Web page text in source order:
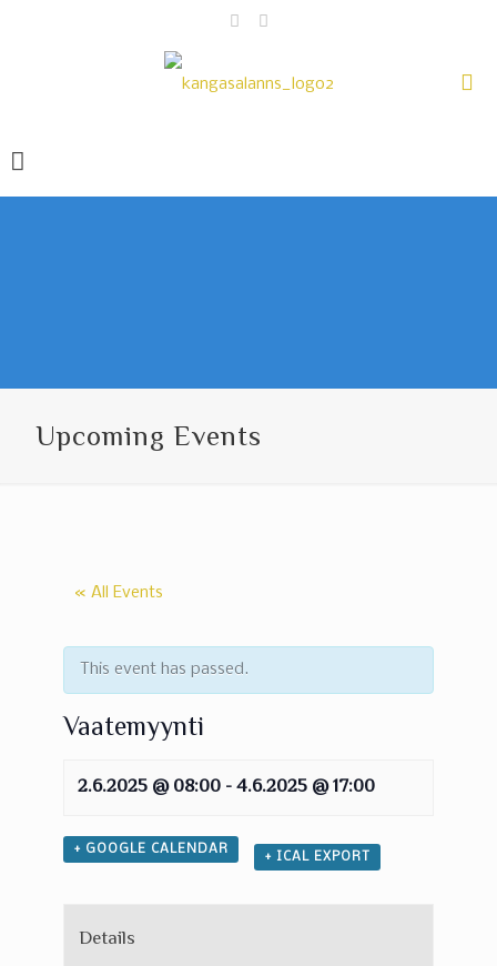
Upcoming Events
« All Events
This event has passed.
Vaatemyynti
2.6.2025 @ 08:00- 4.6.2025 @ 17:00
+ GOOGLE CALENDAR
+ ICAL EXPORT
Details